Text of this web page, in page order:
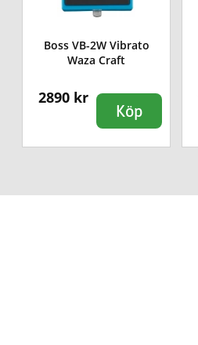
Boss VB-2W Vibrato
Waza Craft
2890 kr
Köp